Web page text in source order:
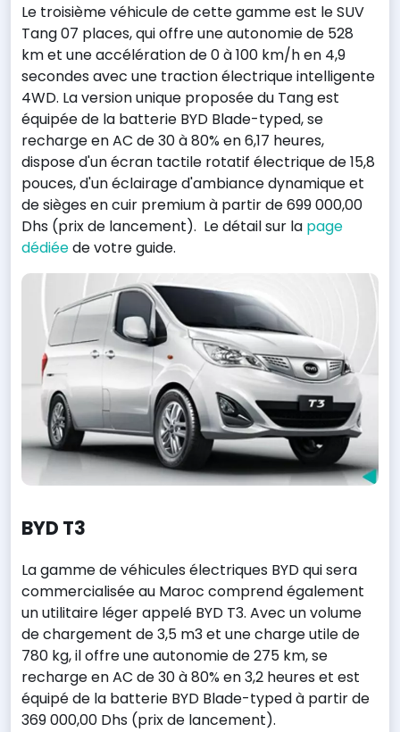
Le troisième véhicule de cette gamme est le SUV
Tang 07 places, qui offre une autonomie de 528
km et une accélération de 0 à 100 km/h en 4,9
secondes avec une traction électrique intelligente
4WD. La version unique proposée du Tang est
équipée de la batterie BYD Blade-typed, se
recharge en AC de 30 à 80% en 6,17 heures,
dispose d'un écran tactile rotatif électrique de 15,8
pouces, d'un éclairage d'ambiance dynamique et
de sièges en cuir premium à partir de 699 000,00
Dhs (prix de lancement). Le détail sur la page
dédiéede votre guide.
BYD T3
La gamme de véhicules électriques BYD qui sera
commercialisée au Maroc comprend également
un utilitaire léger appelé BYD T3. Avec un volume
de chargement de 3,5 m3 et une charge utile de
780 kg, il offre une autonomie de 275 km, se
recharge en AC de 30 à 80% en 3,2 heures et est
équipé de la batterie BYD Blade-typed à partir de
369 000,00 Dhs (prix de lancement).